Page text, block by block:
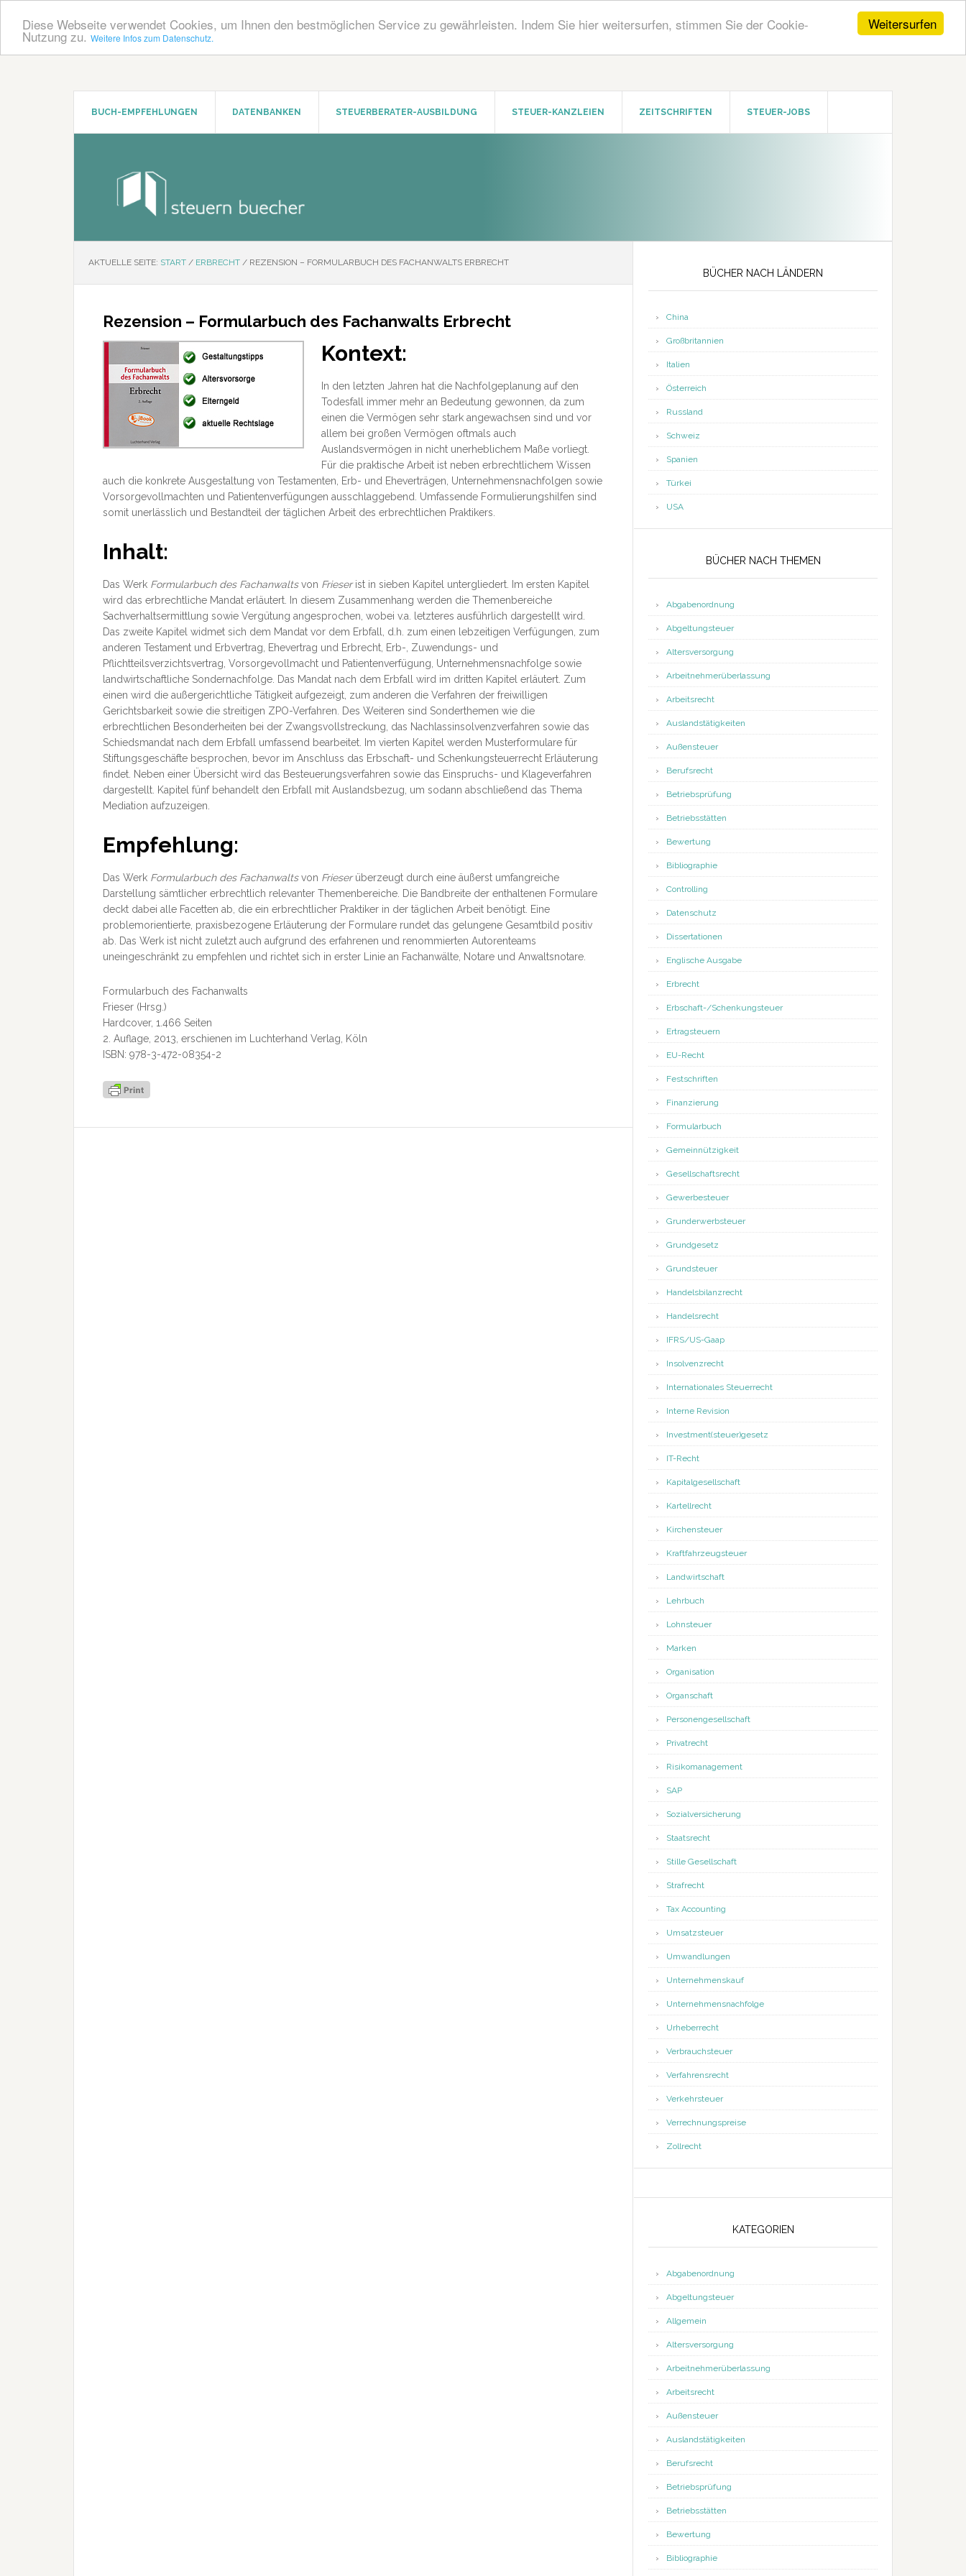
Weitersurfen
Diese Webseite verwendet Cookies, um Ihnen den bestmöglichen Service zu gewährleisten. Indem Sie hier weitersurfen, stimmen Sie der Cookie-
Nutzung zu. Weitere Infos zum Datenschutz.
Zum
Zur
BUCH-EMPFEHLUNGEN DATENBANKEN STEUERBERATER-AUSBILDUNG STEUER-KANZLEIEN ZEITSCHRIFTEN STEUER-JOBS
AKTUELLE SEITE: START / ERBRECHT / REZENSION – FORMULARBUCH DES FACHANWALTS ERBRECHT
Rezension – Formularbuch des Fachanwalts Erbrecht
Kontext:
In den letzten Jahren hat die Nachfolgeplanung auf den
Todesfall immer mehr an Bedeutung gewonnen, da zum
einen die Vermögen sehr stark angewachsen sind und vor
allem bei großen Vermögen oftmals auch
Auslandsvermögen in nicht unerheblichem Maße vorliegt.
Für die praktische Arbeit ist neben erbrechtlichem Wissen
auch die konkrete Ausgestaltung von Testamenten, Erb- und Eheverträgen, Unternehmensnachfolgen sowie
Vorsorgevollmachten und Patientenverfügungen ausschlaggebend. Umfassende Formulierungshilfen sind
somit unerlässlich und Bestandteil der täglichen Arbeit des erbrechtlichen Praktikers.
Inhalt:
Das Werk Formularbuch des Fachanwaltsvon Frieserist in sieben Kapitel untergliedert. Im ersten Kapitel
wird das erbrechtliche Mandat erläutert. In diesem Zusammenhang werden die Themenbereiche
Sachverhaltsermittlung sowie Vergütung angesprochen, wobei v.a. letzteres ausführlich dargestellt wird.
Das zweite Kapitel widmet sich dem Mandat vor dem Erbfall, d.h. zum einen lebzeitigen Verfügungen, zum
anderen Testament und Erbvertrag, Ehevertrag und Erbrecht, Erb-, Zuwendungs- und
Pflichtteilsverzichtsvertrag, Vorsorgevollmacht und Patientenverfügung, Unternehmensnachfolge sowie
landwirtschaftliche Sondernachfolge. Das Mandat nach dem Erbfall wird im dritten Kapitel erläutert. Zum
einen wird die außergerichtliche Tätigkeit aufgezeigt, zum anderen die Verfahren der freiwilligen
Gerichtsbarkeit sowie die streitigen ZPO-Verfahren. Des Weiteren sind Sonderthemen wie die
erbrechtlichen Besonderheiten bei der Zwangsvollstreckung, das Nachlassinsolvenzverfahren sowie das
Schiedsmandat nach dem Erbfall umfassend bearbeitet. Im vierten Kapitel werden Musterformulare für
Stiftungsgeschäfte besprochen, bevor im Anschluss das Erbschaft- und Schenkungsteuerrecht Erläuterung
findet. Neben einer Übersicht wird das Besteuerungsverfahren sowie das Einspruchs- und Klageverfahren
dargestellt. Kapitel fünf behandelt den Erbfall mit Auslandsbezug, um sodann abschließend das Thema
Mediation aufzuzeigen.
Empfehlung:
Das Werk Formularbuch des Fachanwaltsvon Frieserüberzeugt durch eine äußerst umfangreiche
Darstellung sämtlicher erbrechtlich relevanter Themenbereiche. Die Bandbreite der enthaltenen Formulare
deckt dabei alle Facetten ab, die ein erbrechtlicher Praktiker in der täglichen Arbeit benötigt. Eine
problemorientierte, praxisbezogene Erläuterung der Formulare rundet das gelungene Gesamtbild positiv
ab. Das Werk ist nicht zuletzt auch aufgrund des erfahrenen und renommierten Autorenteams
uneingeschränkt zu empfehlen und richtet sich in erster Linie an Fachanwälte, Notare und Anwaltsnotare.
Formularbuch des Fachanwalts
Frieser (Hrsg.)
Hardcover, 1.466 Seiten
2. Auflage, 2013, erschienen im Luchterhand Verlag, Köln
ISBN: 978-3-472-08354-2
BÜCHER NACH LÄNDERN
China
Großbritannien
Italien
Österreich
Russland
Schweiz
Spanien
Türkei
USA
BÜCHER NACH THEMEN
Abgabenordnung
Abgeltungsteuer
Altersversorgung
Arbeitnehmerüberlassung
Arbeitsrecht
Auslandstätigkeiten
Außensteuer
Berufsrecht
Betriebsprüfung
Betriebsstätten
Bewertung
Bibliographie
Controlling
Datenschutz
Dissertationen
Englische Ausgabe
Erbrecht
Erbschaft-/Schenkungsteuer
Ertragsteuern
EU-Recht
Festschriften
Finanzierung
Formularbuch
Gemeinnützigkeit
Gesellschaftsrecht
Gewerbesteuer
Grunderwerbsteuer
Grundgesetz
Grundsteuer
Handelsbilanzrecht
Handelsrecht
IFRS/US-Gaap
Insolvenzrecht
Internationales Steuerrecht
Interne Revision
Investment(steuer)gesetz
IT-Recht
Kapitalgesellschaft
Kartellrecht
Kirchensteuer
Kraftfahrzeugsteuer
Landwirtschaft
Lehrbuch
Lohnsteuer
Marken
Organisation
Organschaft
Personengesellschaft
Privatrecht
Risikomanagement
SAP
Sozialversicherung
Staatsrecht
Stille Gesellschaft
Strafrecht
Tax Accounting
Umsatzsteuer
Umwandlungen
Unternehmenskauf
Unternehmensnachfolge
Urheberrecht
Verbrauchsteuer
Verfahrensrecht
Verkehrsteuer
Verrechnungspreise
Zollrecht
KATEGORIEN
Abgabenordnung
Abgeltungsteuer
Allgemein
Altersversorgung
Arbeitnehmerüberlassung
Arbeitsrecht
Außensteuer
Auslandstätigkeiten
Berufsrecht
Betriebsprüfung
Betriebsstätten
Bewertung
Bibliographie